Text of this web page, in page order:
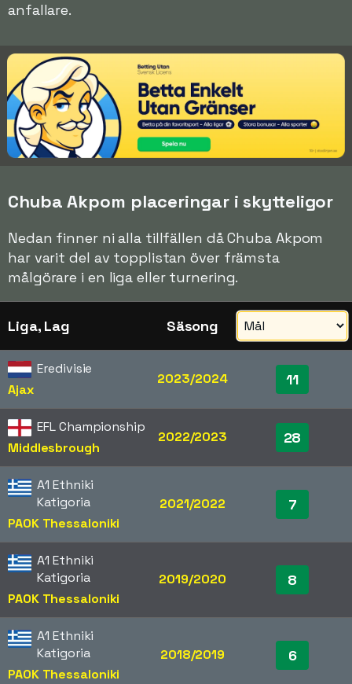
anfallare.
Chuba Akpom placeringar i skytteligor
Nedan finner ni alla tillfällen då Chuba Akpom
har varit del av topplistan över främsta
målgörare i en liga eller turnering.
Liga, Lag Säsong
Eredivisie
Ajax
2023/2024 11
EFL Championship
Middlesbrough
2022/2023 28
A1 Ethniki
Katigoria
PAOK Thessaloniki
2021/2022 7
A1 Ethniki
Katigoria
PAOK Thessaloniki
2019/2020 8
A1 Ethniki
Katigoria
PAOK Thessaloniki
2018/2019 6